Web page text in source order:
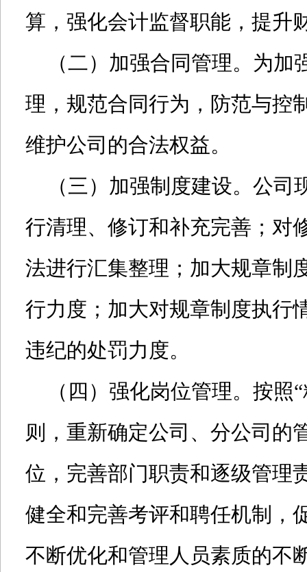
算，强化会计监督职能，提升
（二）加强合同管理。为加
理，规范合同行为，防范与控
维护公司的合法权益。
（三）加强制度建设。公司
行清理、修订和补充完善；对
法进行汇集整理；加大规章制
行力度；加大对规章制度执行
违纪的处罚力度。
（四）强化岗位管理。按照“
则，重新确定公司、分公司的
位，完善部门职责和逐级管理
健全和完善考评和聘任机制，
不断优化和管理人员素质的不